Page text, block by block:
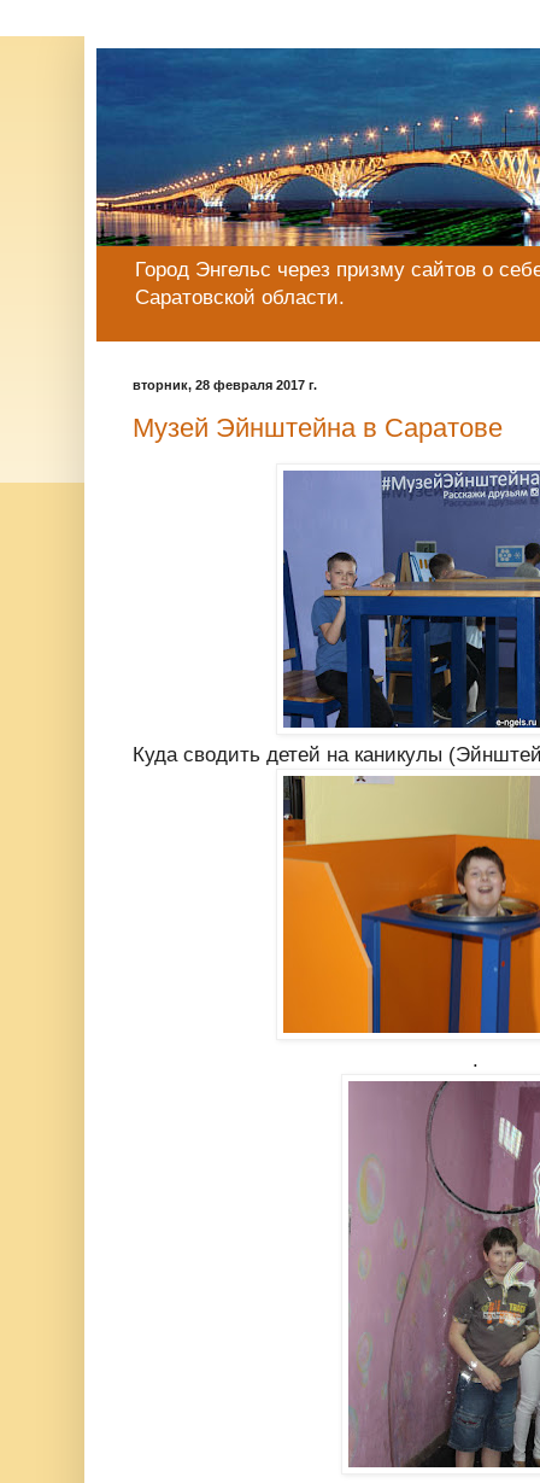
Город Энгельс через призму сайтов о
Саратовской области.
вторник, 28 февраля 2017 г.
Музей Эйнштейна в Саратове
Куда сводить детей на каникулы
.